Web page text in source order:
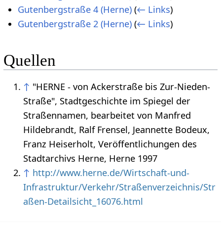
Gutenbergstraße 4 (Herne) (← Links)
Gutenbergstraße 2 (Herne) (← Links)
Quellen
↑ "HERNE - von Ackerstraße bis Zur-Nieden-
Straße", Stadtgeschichte im Spiegel der
Straßennamen, bearbeitet von Manfred
Hildebrandt, Ralf Frensel, Jeannette Bodeux,
Franz Heiserholt, Veröffentlichungen des
Stadtarchivs Herne, Herne 1997
↑ http://www.herne.de/Wirtschaft-und-
Infrastruktur/Verkehr/Straßenverzeichnis/Str
aßen-Detailsicht_16076.html